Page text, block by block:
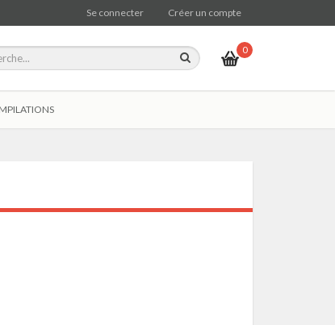
Se connecter Créer un compte
0